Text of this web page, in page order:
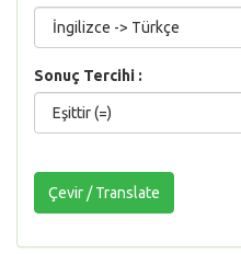
Sonuç Tercihi :